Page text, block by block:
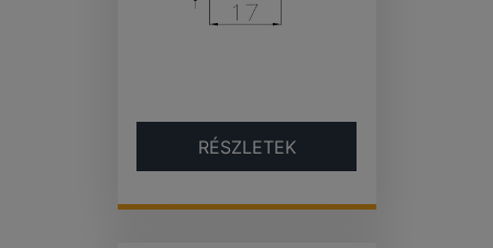
RÉSZLETEK